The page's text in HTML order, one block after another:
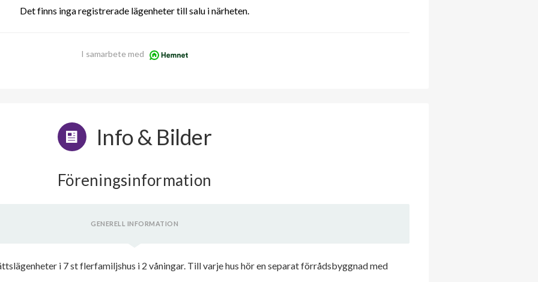
Det finns inga registrerade lägenheter till salu i närheten.
I samarbete med
Info & Bilder
Föreningsinformation
GENERELL INFORMATION
i 7 st flerfamiljshus i 2 våningar. Till varje hus hör en separat förrådsbyggnad med